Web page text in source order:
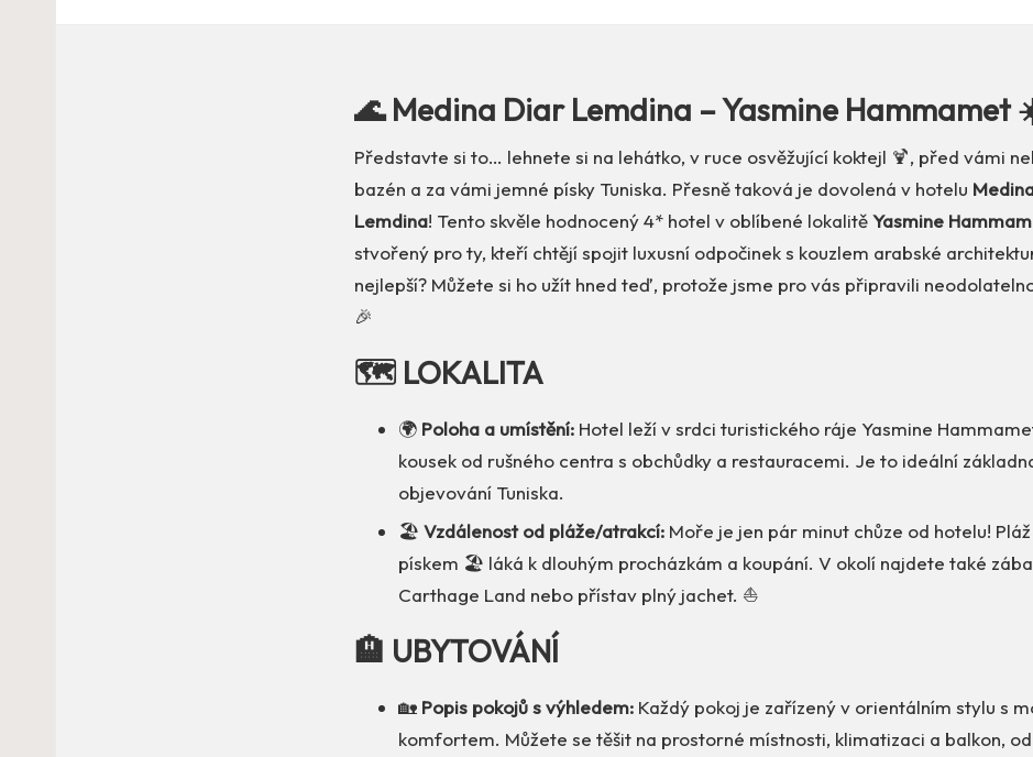
🌊 Medina Diar Lemdina – Yasmine Hammamet
Představte si to… lehnete si na lehátko, v ruce osvěžující koktejl 🍹, před vámi
bazén a za vámi jemné písky Tuniska. Přesně taková je dovolená v hotelu
Lemdina! Tento skvěle hodnocený 4* hotel v oblíbené lokalitěYasmine
stvořený pro ty, kteří chtějí spojit luxusní odpočinek s kouzlem arabské
nejlepší? Můžete si ho užít hned teď, protože jsme pro vás připravili
🎉
🗺️ LOKALITA
🌍 Poloha a umístění: Hotel leží v srdci turistického ráje Yasmine
kousek od rušného centra s obchůdky a restauracemi. Je to ideální
objevování Tuniska.
🏖️ Vzdálenost od pláže/atrakcí: Moře je jen pár minut chůze od hotelu!
pískem 🏖️ láká k dlouhým procházkám a koupání. V okolí najdete také
Carthage Land nebo přístav plný jachet. ⛵
🏨 UBYTOVÁNÍ
🏡 Popis pokojů s výhledem: Každý pokoj je zařízený v orientálním stylu s
komfortem. Můžete se těšit na prostorné místnosti, klimatizaci a balkon,